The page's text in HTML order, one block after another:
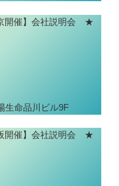
開催】会社説明会 ★
生命品川ビル9F
開催】会社説明会 ★